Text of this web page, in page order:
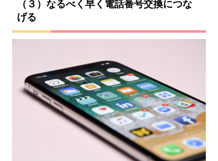
（３）なるべく早く電話番号交換につな
げる